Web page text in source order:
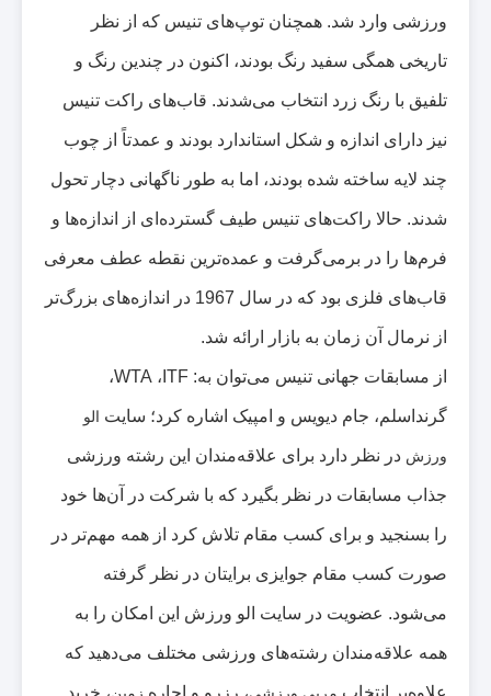
ورزشی وارد شد. همچنان توپ‌های تنیس که از نظر
تاریخی همگی سفید رنگ بودند، اکنون در چندین رنگ و
تلفیق با رنگ زرد انتخاب می‌شدند. قاب‌های راکت تنیس
نیز دارای اندازه و شکل استاندارد بودند و عمدتاً از چوب
چند لایه ساخته شده بودند، اما به طور ناگهانی دچار تحول
شدند. حالا راکت‌های تنیس طیف گسترده‌ای از اندازه‌ها و
فرم‌ها را در برمی‌گرفت و عمده‌ترین نقطه عطف معرفی
قاب‌های فلزی بود که در سال 1967 در اندازه‌های بزرگ‌تر
از نرمال آن زمان به بازار ارائه شد.
از مسابقات جهانی تنیس می‌توان به: ITF ، WTA،
گرنداسلم، جام دیویس و امپیک اشاره کرد؛ سایت الو
ورزش در نظر دارد برای علاقه‌مندان این رشته ورزشی
جذاب مسابقات در نظر بگیرد که با شرکت در آن‌ها خود
را بسنجید و برای کسب مقام تلاش کرد از همه مهم‌تر در
صورت کسب مقام جوایزی برایتان در نظر گرفته
می‌شود. عضویت در سایت الو ورزش این امکان را به
همه علاقه‌مندان رشته‌های ورزشی مختلف می‌دهید که
علاوه‌بر انتخاب مربی ورزشی، رزرو و اجاره زمین ، خرید